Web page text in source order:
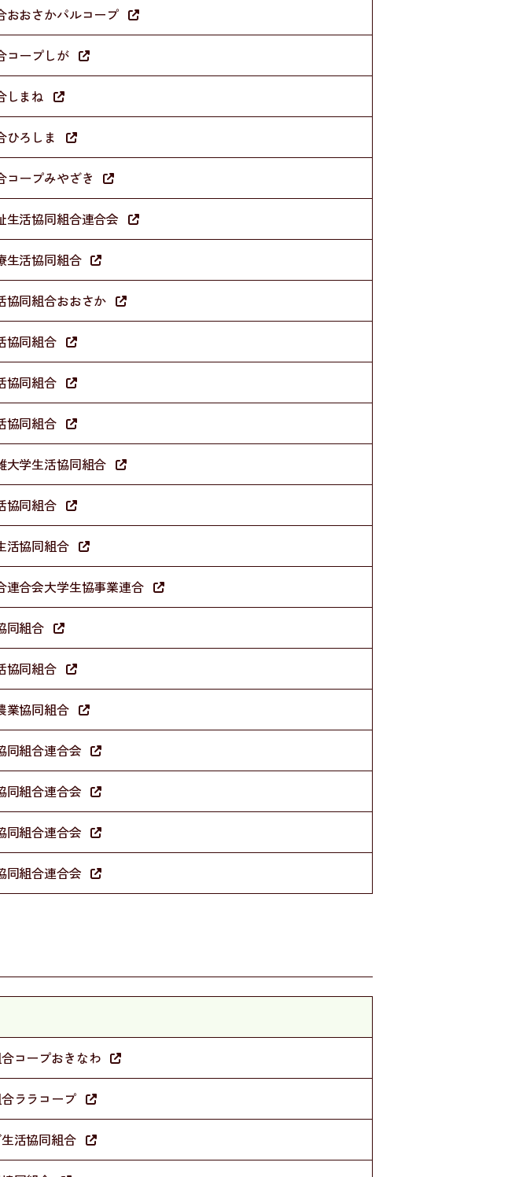
おおさかパルコープ
コープしが
しまね
ひろしま
コープみやざき
生活協同組合連合会
生活協同組合
協同組合おおさか
協同組合
協同組合
協同組合
大学生活協同組合
協同組合
活協同組合
連合会大学生協事業連合
同組合
協同組合
業協同組合
同組合連合会
同組合連合会
同組合連合会
同組合連合会
コープおきなわ
ララコープ
活協同組合